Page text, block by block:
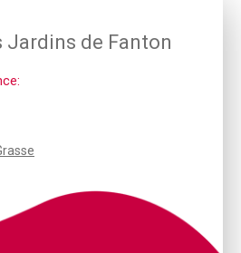
Jardins de Fanton